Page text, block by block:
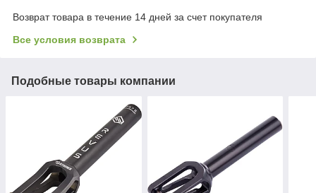
Возврат товара в течение 14 дней за счет покупателя
Все условия возврата
Подобные товары компании